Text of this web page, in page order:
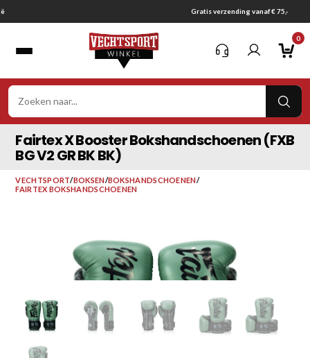
Ga
naar
Gratis verzending vanaf € 75,-
0
Fairtex X Booster Bokshandschoenen (FXB
BG V2 GR BK BK)
VECHTSPORT/BOKSEN/BOKSHANDSCHOENEN/
FAIRTEX BOKSHANDSCHOENEN